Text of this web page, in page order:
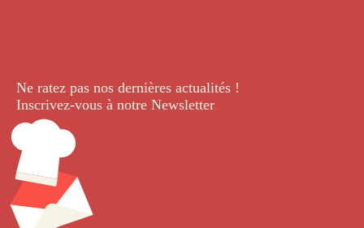
Ne ratez pas nos dernières actualités !
Inscrivez-vous à notre Newsletter.